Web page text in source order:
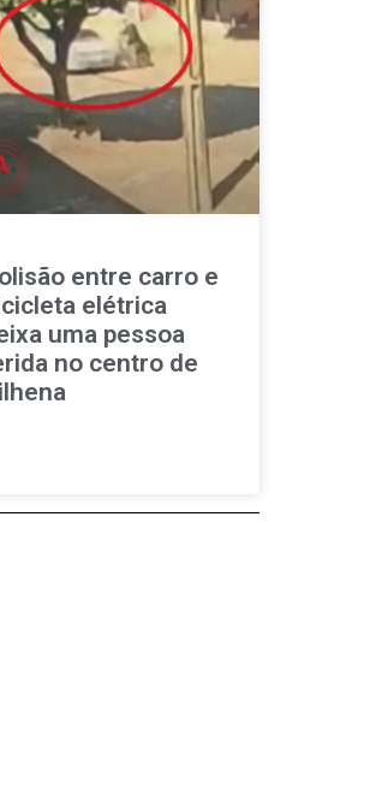
entre carro e
elétrica
uma pessoa
no centro de